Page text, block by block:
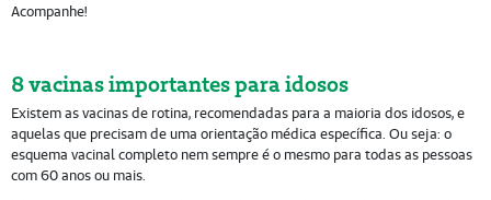
Acompanhe!
8 vacinas importantes para idosos
Existem as vacinas de rotina, recomendadas para a maioria dos idosos, e
aquelas que precisam de uma orientação médica específica. Ou seja: o
esquema vacinal completo nem sempre é o mesmo para todas as pessoas
com 60 anos ou mais.